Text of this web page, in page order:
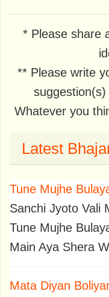
* Please share
** Please write
Whatever you
Latest
Tune Mujhe
Sanchi Jyoto Vali
Tune Mujhe
Main Aya Shera
Mata Diyan